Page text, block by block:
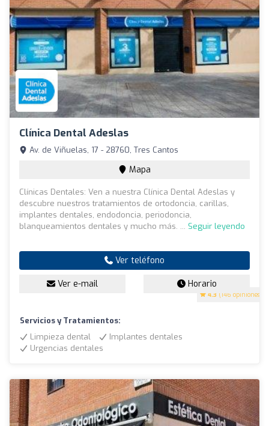
Clínica Dental Adeslas
4.3 (146 opiniones)
Av. de Viñuelas, 17 - 28760, Tres Cantos
Mapa
Clínicas Dentales: Ven a nuestra Clínica Dental Adeslas y
descubre nuestros tratamientos de ortodoncia, carillas,
implantes dentales, endodoncia, periodoncia,
blanqueamientos dentales y mucho más. ... Seguir leyendo
Ver teléfono
Ver e-mail Horario
Servicios y Tratamientos:
Limpieza dental
Implantes dentales
Urgencias dentales